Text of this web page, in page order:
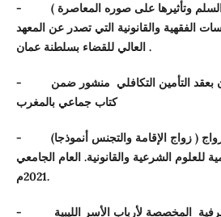
- وتأثيرها على صوره المعاصرة )
الفقهية والقانونية التي تصدر عن المعهد
العالي للقضاء بسلطنة عمان .
- بعقد التأمين التكافلي منشور ضمن
كتاب جماعي بالمغرب
- ( زواج الإقامة والتجنس أنموذجا)
للعلوم الشرعية والقانونية. العام الجامعي
2021م.
-
المخصصة لأرباب الأسر الليبية